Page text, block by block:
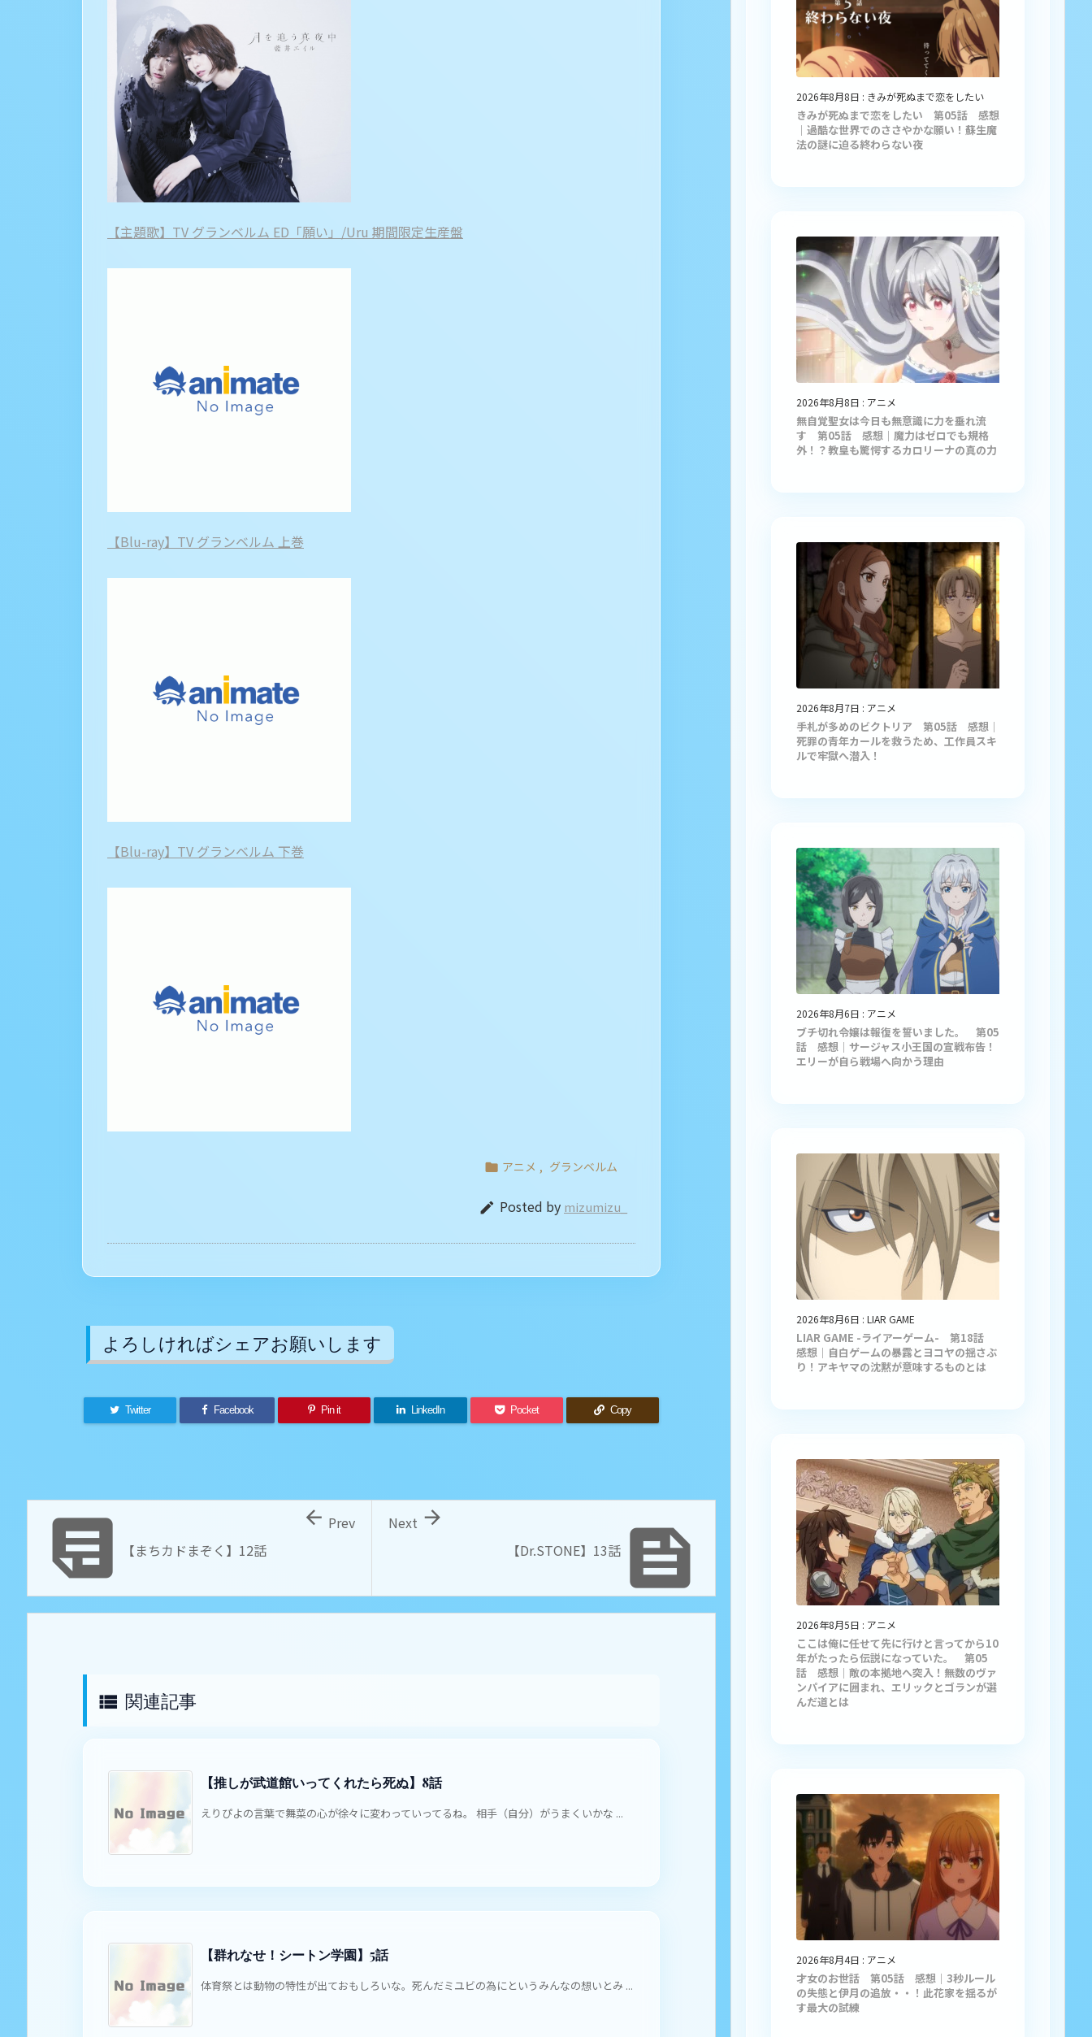
【主題歌】TV グランベルム ED「願い」/Uru 期間限定生産盤
【Blu-ray】TV グランベルム 上巻
【Blu-ray】TV グランベルム 下巻
 アニメ , グランベルム
 Posted by mizumizu_
よろしければシェアお願いします
Twitter Facebook Pin it LinkedIn Pocket Copy

【Dr.STONE】13話

Next
 【まちカドまぞく】12話
 Prev
 関連記事
【推しが武道館いってくれたら死ぬ】8話
えりぴよの言葉で舞菜の心が徐々に変わっていってるね。 相手（自分）がうまくいかな ...
【群れなせ！シートン学園】5話
体育祭とは動物の特性が出ておもしろいな。死んだミユビの為にというみんなの想いとみ ...
2026年8月8日 : きみが死ぬまで恋をしたい
きみが死ぬまで恋をしたい 第05話 感想
｜過酷な世界でのささやかな願い！蘇生魔
法の謎に迫る終わらない夜
2026年8月8日 : アニメ
無自覚聖女は今日も無意識に力を垂れ流
す 第05話 感想｜魔力はゼロでも規格
外！？教皇も驚愕するカロリーナの真の力
2026年8月7日 : アニメ
手札が多めのビクトリア 第05話 感想｜
死罪の青年カールを救うため、工作員スキ
ルで牢獄へ潜入！
2026年8月6日 : アニメ
ブチ切れ令嬢は報復を誓いました。 第05
話 感想｜サージャス小王国の宣戦布告！
エリーが自ら戦場へ向かう理由
2026年8月6日 : LIAR GAME
LIAR GAME -ライアーゲーム- 第18話
感想｜自白ゲームの暴露とヨコヤの揺さぶ
り！アキヤマの沈黙が意味するものとは
2026年8月5日 : アニメ
ここは俺に任せて先に行けと言ってから10
年がたったら伝説になっていた。 第05
話 感想｜敵の本拠地へ突入！無数のヴァ
ンパイアに囲まれ、エリックとゴランが選
んだ道とは
2026年8月4日 : アニメ
才女のお世話 第05話 感想｜3秒ルール
の失態と伊月の追放・・！此花家を揺るが
す最大の試練